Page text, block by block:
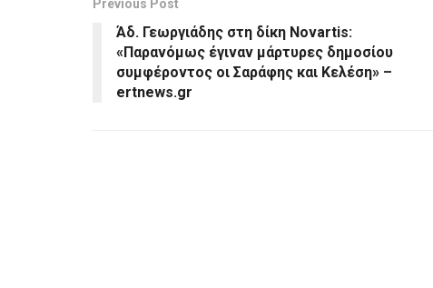
Previous Post
Άδ. Γεωργιάδης στη δίκη Novartis:
«Παρανόμως έγιναν μάρτυρες δημοσίου
συμφέροντος οι Σαράφης και Κελέση» –
ertnews.gr